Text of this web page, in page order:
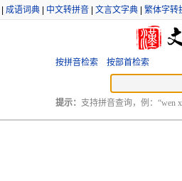
成语词典 中文转拼音 文言文字典 繁体字转
按拼音检索 按部首检索
提示： 支持拼音查询，例：“wen